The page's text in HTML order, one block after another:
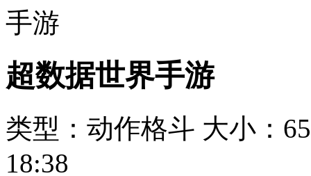
超数据世界手游
类型：动作格斗 大小：
18:38